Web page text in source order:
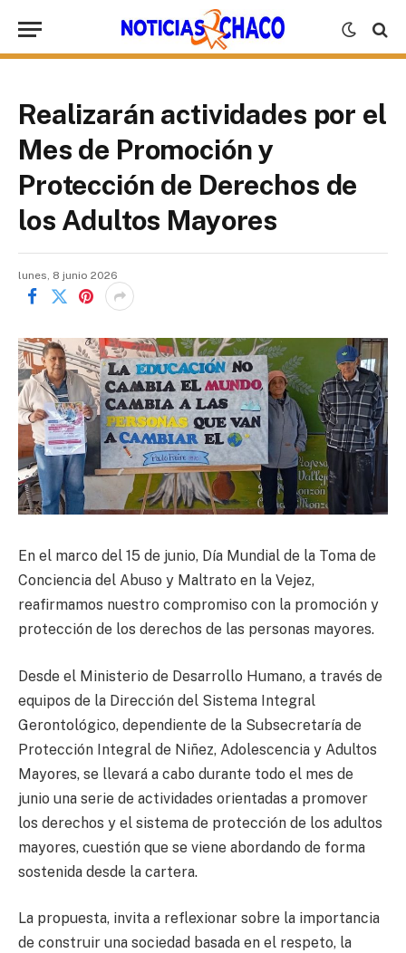
Realizarán actividades por el
Mes de Promoción y
Protección de Derechos de
los Adultos Mayores
lunes, 8 junio 2026
En el marco del 15 de junio, Día Mundial de la Toma de
Conciencia del Abuso y Maltrato en la Vejez,
reafirmamos nuestro compromiso con la promoción y
protección de los derechos de las personas mayores.
Desde el Ministerio de Desarrollo Humano, a través de
equipos de la Dirección del Sistema Integral
Gerontológico, dependiente de la Subsecretaría de
Protección Integral de Niñez, Adolescencia y Adultos
Mayores, se llevará a cabo durante todo el mes de
junio una serie de actividades orientadas a promover
los derechos y el sistema de protección de los adultos
mayores, cuestión que se viene abordando de forma
sostenida desde la cartera.
La propuesta, invita a reflexionar sobre la importancia
de construir una sociedad basada en el respeto, la